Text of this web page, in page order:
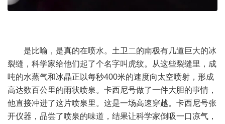
是比喻，是真的在喷水。土卫二的南极有几道巨大的冰
裂缝，科学家给他们起了个名字叫虎纹。从这些裂缝里，成
吨的水蒸气和冰晶正以每秒400米的速度向太空喷射，形成
高达数百公里的雨状喷泉。卡西尼号做了一件大胆的事情，
他直接冲进了这片喷泉里。这是一场高速穿越。卡西尼号张
开仪器，品尝了喷泉的味道，结果让科学家倒吸一口凉气，